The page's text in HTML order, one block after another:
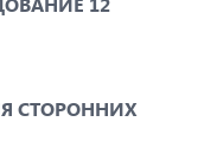
СТОРОННИХ